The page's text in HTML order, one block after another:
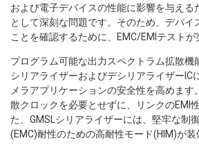
および電子デバイスの性能に影響を与える
として深刻な問題です。そのため、デバイ
ことを確認するために、EMC/EMIテストが
プログラム可能な出力スペクトラム拡散機
シリアライザーおよびデシリアライザーIC
メラアプリケーションの安全性を高めます
散クロックを必要とせずに、リンクのEMI
た、GMSLシリアライザーには、堅牢な制
(EMC)耐性のための高耐性モード(HIM)が装